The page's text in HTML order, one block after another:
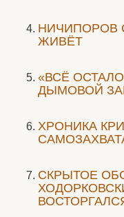
НИЧИПОРОВ
ЖИВЁТ
«ВСЁ
ДЫМОВОЙ
ХРОНИКА
СКРЫТОЕ